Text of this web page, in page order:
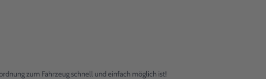
zum Fahrzeug schnell und einfach möglich ist!